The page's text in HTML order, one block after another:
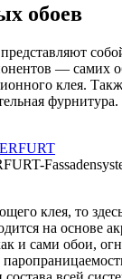
обоев
— самих
клея.
фурнитура.
клея, то
на основе
и сами обои,